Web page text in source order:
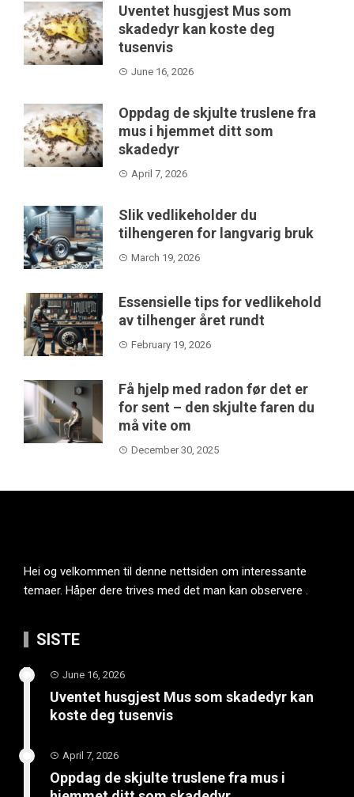
Uventet husgjest Mus som
skadedyr kan koste deg
tusenvis
June 16, 2026
Oppdag de skjulte truslene fra
mus i hjemmet ditt som
skadedyr
April 7, 2026
Slik vedlikeholder du
tilhengeren for langvarig bruk
March 19, 2026
Essensielle tips for vedlikehold
av tilhenger året rundt
February 19, 2026
Få hjelp med radon før det er
for sent – den skjulte faren du
må vite om
December 30, 2025
Hei og velkommen til denne nettsiden om interessante
temaer. Håper dere trives med det man kan observere .
SISTE
June 16, 2026
Uventet husgjest Mus som skadedyr kan
koste deg tusenvis
April 7, 2026
Oppdag de skjulte truslene fra mus i